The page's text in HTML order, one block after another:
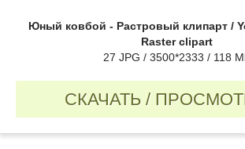
Юный ковбой - Растровый клипарт /
Raster clipart
27 JPG / 3500*2333 / 118
СКАЧАТЬ /